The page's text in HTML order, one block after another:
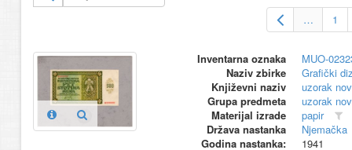
… 1
Inventarna oznaka
MUO-
Naziv zbirke
Grafički
Književni naziv
uzorak
Grupa predmeta
uzorak
Materijal izrade
papir
Država nastanka
Njemačka
Godina nastanka:
1941